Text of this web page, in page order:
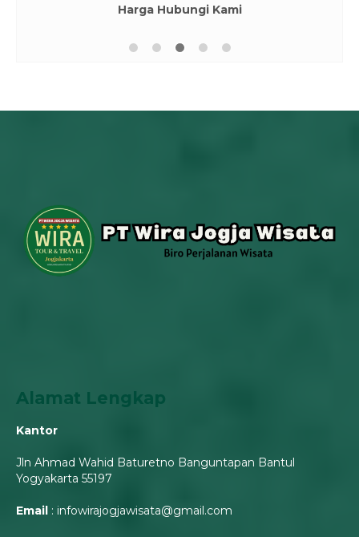
Harga Hubungi Kami
Alamat Lengkap
Kantor
Jln Ahmad Wahid Baturetno Banguntapan Bantul
Yogyakarta 55197
Email : infowirajogjawisata@gmail.com